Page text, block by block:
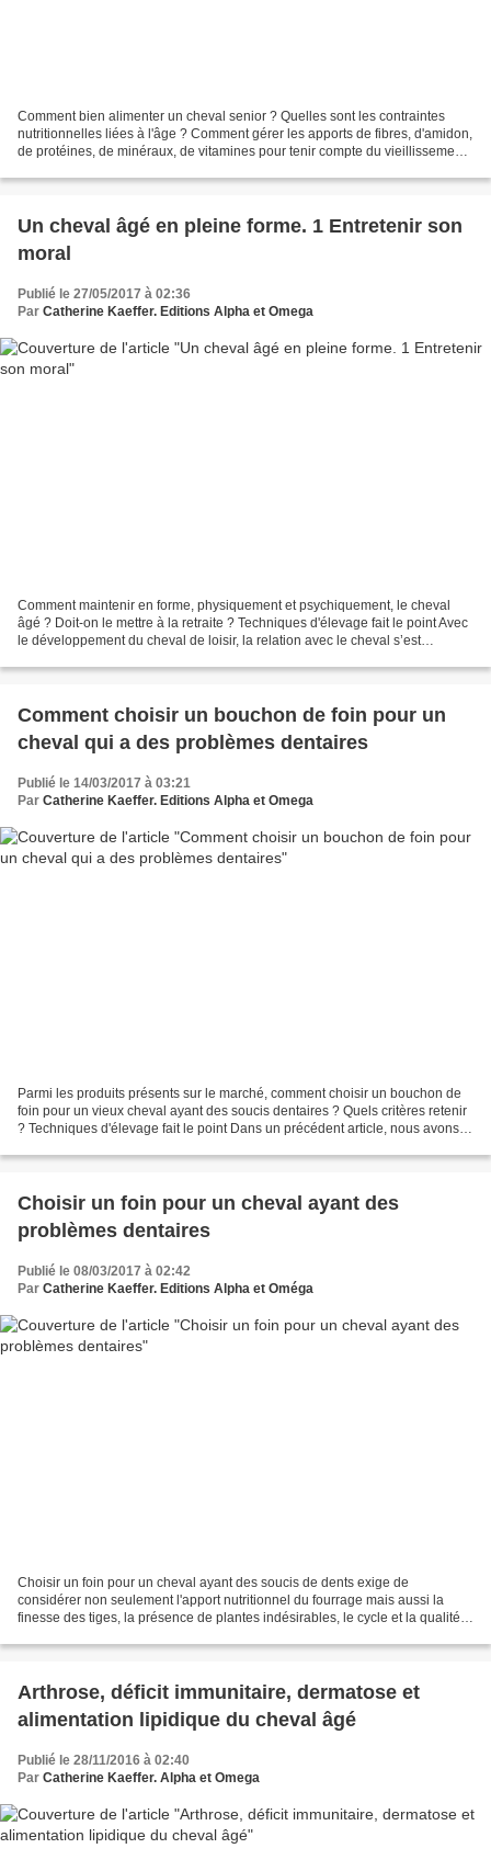
Comment bien alimenter un cheval senior ? Quelles sont les contraintes
nutritionnelles liées à l'âge ? Comment gérer les apports de fibres, d'amidon,
de protéines, de minéraux, de vitamines pour tenir compte du vieillissement
Un cheval âgé en pleine forme. 1 Entretenir son
moral
Publié le 27/05/2017 à 02:36
Par Catherine Kaeffer. Editions Alpha et Omega
Comment maintenir en forme, physiquement et psychiquement, le cheval
âgé ? Doit-on le mettre à la retraite ? Techniques d'élevage fait le point Avec
le développement du cheval de loisir, la relation avec le cheval s’est
Comment choisir un bouchon de foin pour un
cheval qui a des problèmes dentaires
Publié le 14/03/2017 à 03:21
Par Catherine Kaeffer. Editions Alpha et Omega
Parmi les produits présents sur le marché, comment choisir un bouchon de
foin pour un vieux cheval ayant des soucis dentaires ? Quels critères retenir
? Techniques d'élevage fait le point Dans un précédent article, nous avons
Choisir un foin pour un cheval ayant des
problèmes dentaires
Publié le 08/03/2017 à 02:42
Par Catherine Kaeffer. Editions Alpha et Oméga
Choisir un foin pour un cheval ayant des soucis de dents exige de
considérer non seulement l'apport nutritionnel du fourrage mais aussi la
finesse des tiges, la présence de plantes indésirables, le cycle et la qualité
Arthrose, déficit immunitaire, dermatose et
alimentation lipidique du cheval âgé
Publié le 28/11/2016 à 02:40
Par Catherine Kaeffer. Alpha et Omega